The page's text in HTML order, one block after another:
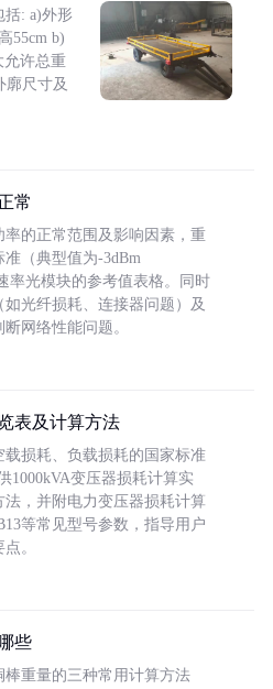
括: a)外形
55cm b)
允许总重
廓尺寸及
常
的正常范围及影响因素，重
（典型值为-3dBm
率光模块的参考值表格。同时
光纤损耗、连接器问题）及
网络性能问题。
表及计算方法
损耗、负载损耗的国家标准
1000kVA变压器损耗计算实
，并附电力变压器损耗计算
等常见型号参数，指导用户
。
些
重量的三种常用计算方法